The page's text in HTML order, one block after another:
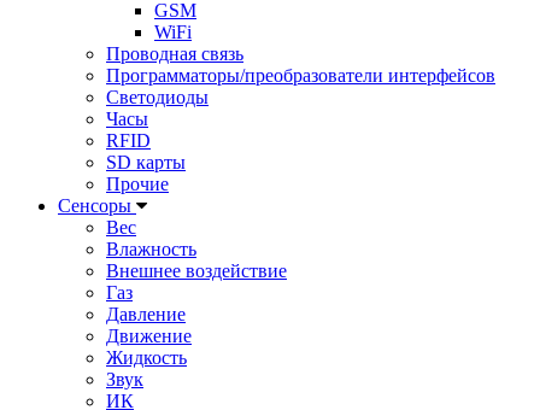
GSM
WiFi
Проводная связь
Программаторы/преобразователи интерфейсов
Светодиоды
Часы
RFID
SD карты
Прочие
Сенсоры
Вес
Влажность
Внешнее воздействие
Газ
Давление
Движение
Жидкость
Звук
ИК